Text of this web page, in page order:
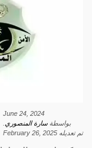
June 24, 2024
بواسطةسارة المنصوري
تم تعديله February 26, 2025